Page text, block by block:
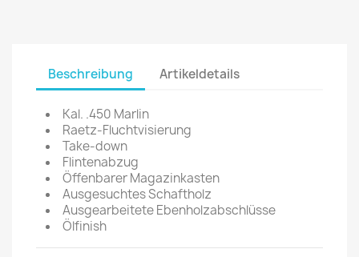
Beschreibung Artikeldetails
Kal. .450 Marlin
Raetz-Fluchtvisierung
Take-down
Flintenabzug
Öffenbarer Magazinkasten
Ausgesuchtes Schaftholz
Ausgearbeitete Ebenholzabschlüsse
Ölfinish